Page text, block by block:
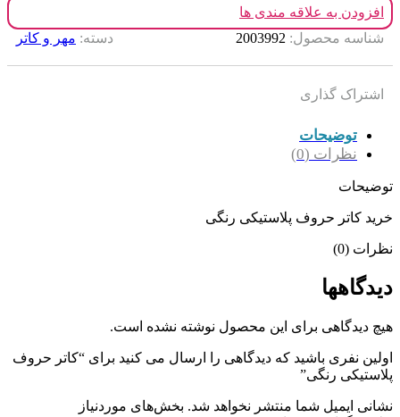
افزودن به علاقه مندی ها
شناسه محصول: 2003992 دسته: مهر و کاتر
اشتراک گذاری
توضیحات
نظرات (0)
توضیحات
خرید کاتر حروف پلاستیکی رنگی
نظرات (0)
دیدگاهها
هیچ دیدگاهی برای این محصول نوشته نشده است.
اولین نفری باشید که دیدگاهی را ارسال می کنید برای “کاتر حروف
پلاستیکی رنگی”
نشانی ایمیل شما منتشر نخواهد شد. بخش‌های موردنیاز